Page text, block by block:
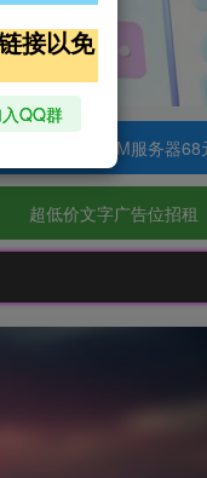
阿里云2核2G200M服务器
超低价文字广告位招租
接以免
QQ群